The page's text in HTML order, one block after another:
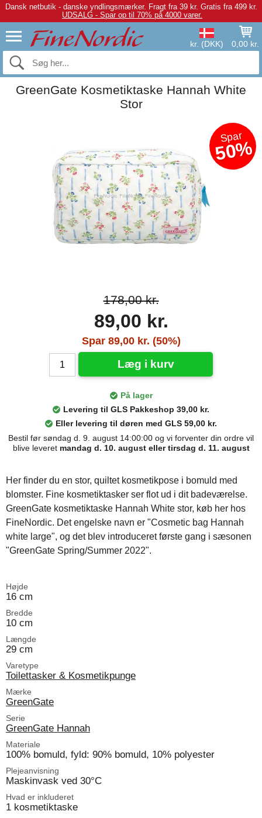
Dansk netbutik - danske yndlingsmærker. Fragt fra 39 kr. Gratis fra 499 kr.
UDSALG - Spar op til 70% på 4000 varer.
kr. (DKK) 0,00 kr.
GreenGate Kosmetiktaske Hannah White
Stor
Spar
50%
178,00 kr.
89,00 kr.
Spar 89,00 kr. (50%)
Læg i kurv
På lager
Levering til GLS Pakkeshop 39,00 kr.
Eller levering til døren med GLS 59,00 kr.
Bestil før søndag d. 9. august 14:00:00 og vi forventer din ordre vil
blive leveret mandag d. 10. august eller tirsdag d. 11. august
Her finder du en stor, quiltet kosmetikpose i bomuld med
blomster. Fine kosmetiktasker ser flot ud i dit badeværelse.
GreenGate kosmetiktaske Hannah White stor, køb her hos
FineNordic. Det engelske navn er "Cosmetic bag Hannah
white large", og det blev introduceret første gang i sæsonen
"GreenGate Spring/Summer 2022".
Højde
16 cm
Bredde
10 cm
Længde
29 cm
Varetype
Toilettasker & Kosmetikpunge
Mærke
GreenGate
Serie
GreenGate Hannah
Materiale
100% bomuld, fyld: 90% bomuld, 10% polyester
Plejeanvisning
Maskinvask ved 30°C
Hvad er inkluderet
1 kosmetiktaske